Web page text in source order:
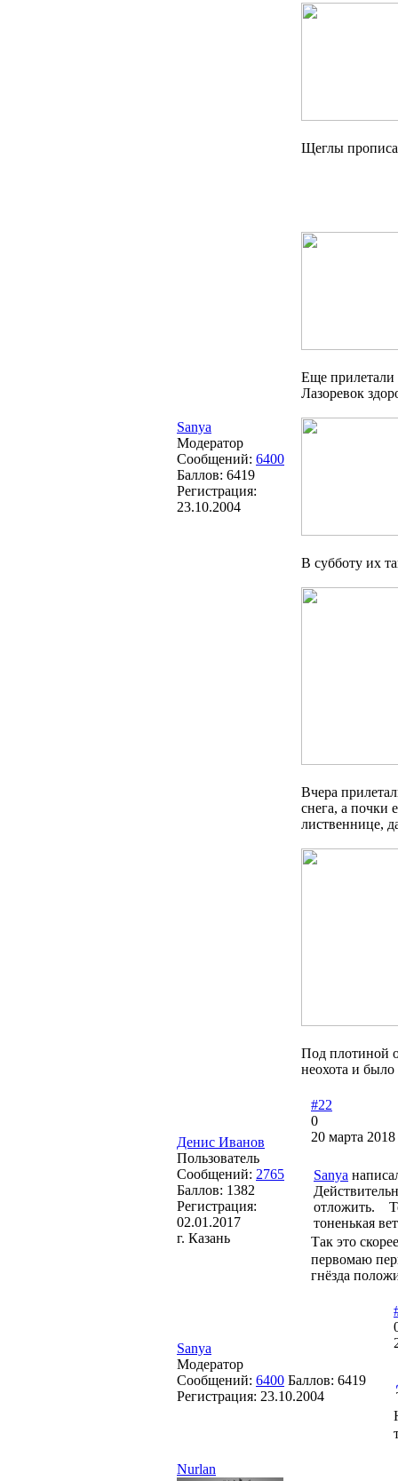
Sanya
Модератор
Сообщений: 6400
Баллов: 6419
Регистрация:
23.10.2004
Щеглы
Еще прилетали
Лазоревок
В субботу их
Вчера
снега, а почки
лиственнице,
Под плотиной
неохота и
Денис Иванов
Пользователь
Сообщений: 2765
Баллов: 1382
Регистрация:
02.01.2017
г. Казань
#22
0
20 марта
Sanya
отложить.
тоненькая
Так это
первомаю
гнёзда
Sanya
Модератор
Сообщений: 6400 Баллов: 6419
Регистрация: 23.10.2004
Nurlan